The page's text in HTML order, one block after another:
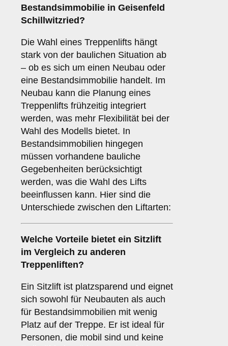
Bestandsimmobilie in Geisenfeld
Schillwitzried?
Die Wahl eines Treppenlifts hängt
stark von der baulichen Situation ab
– ob es sich um einen Neubau oder
eine Bestandsimmobilie handelt. Im
Neubau kann die Planung eines
Treppenlifts frühzeitig integriert
werden, was mehr Flexibilität bei der
Wahl des Modells bietet. In
Bestandsimmobilien hingegen
müssen vorhandene bauliche
Gegebenheiten berücksichtigt
werden, was die Wahl des Lifts
beeinflussen kann. Hier sind die
Unterschiede zwischen den Liftarten:
Welche Vorteile bietet ein Sitzlift
im Vergleich zu anderen
Treppenliften?
Ein Sitzlift ist platzsparend und eignet
sich sowohl für Neubauten als auch
für Bestandsimmobilien mit wenig
Platz auf der Treppe. Er ist ideal für
Personen, die mobil sind und keine